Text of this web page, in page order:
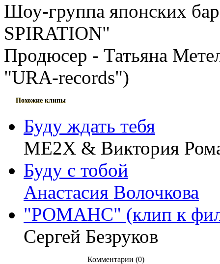
Шоу-группа японских
SPIRATION"
Продюсер - Татьяна
"URA-records")
Похожие клипы
Буду ждать тебя
ME2X & Виктория
Буду с тобой
Анастасия Волочкова
"РОМАНС" (клип к
Сергей Безруков
Комментарии (0)